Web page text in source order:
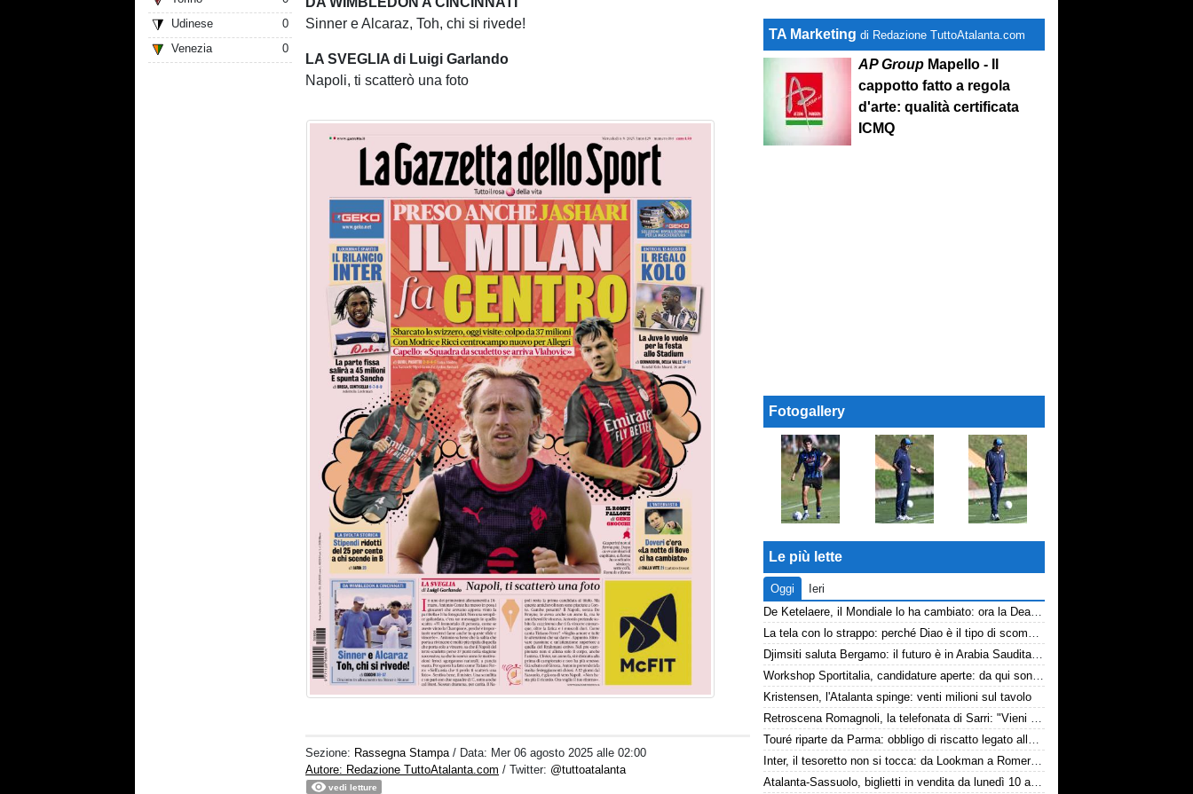
Udinese
0
Venezia
0
Sinner e Alcaraz, Toh, chi si rivede!
LA SVEGLIA di Luigi Garlando
Napoli, ti scatterò una foto
Sezione: Rassegna Stampa / Data: Mer 06 agosto 2025 alle 02:00
Autore: Redazione TuttoAtalanta.com / Twitter: @tuttoatalanta
vedi letture
TA Marketing di Redazione TuttoAtalanta.com
AP Group Mapello - Il
cappotto fatto a regola
d'arte: qualità certificata
ICMQ
Fotogallery
Le più lette
Oggi
Ieri
De Ketelaere, il Mondiale lo ha cambiato: ora la Dea riparte da lui
La tela con lo strappo: perché Diao è il tipo di scommessa che Giuntoli ama
Djimsiti saluta Bergamo: il futuro è in Arabia Saudita! Tre milioni e firma biennale
Workshop Sportitalia, candidature aperte: da qui sono passate firme di Serie A
Kristensen, l'Atalanta spinge: venti milioni sul tavolo
Retroscena Romagnoli, la telefonata di Sarri: "Vieni con me a Bergamo"
Touré riparte da Parma: obbligo di riscatto legato alla salvezza
Inter, il tesoretto non si tocca: da Lookman a Romero, un anno di rinunce
Atalanta-Sassuolo, biglietti in vendita da lunedì 10 agosto